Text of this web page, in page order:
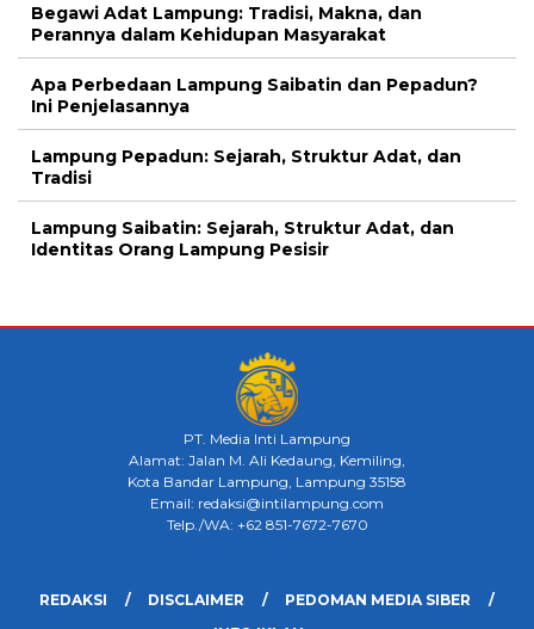
Begawi Adat Lampung: Tradisi, Makna, dan
Perannya dalam Kehidupan Masyarakat
Apa Perbedaan Lampung Saibatin dan Pepadun?
Ini Penjelasannya
Lampung Pepadun: Sejarah, Struktur Adat, dan
Tradisi
Lampung Saibatin: Sejarah, Struktur Adat, dan
Identitas Orang Lampung Pesisir
PT. Media Inti Lampung
Alamat: Jalan M. Ali Kedaung, Kemiling,
Kota Bandar Lampung, Lampung 35158
Email: redaksi@intilampung.com
Telp./WA: +62 851-7672-7670
REDAKSI DISCLAIMER
PEDOMAN MEDIA SIBER